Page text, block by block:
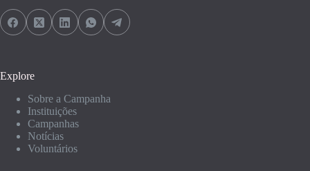
Explore
Sobre a Campanha
Instituições
Campanhas
Notícias
Voluntários